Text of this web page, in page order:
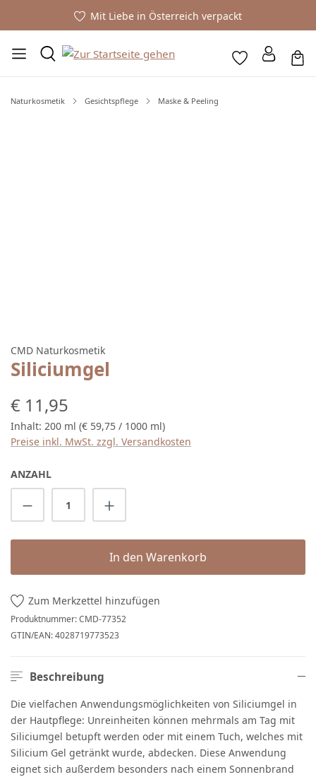
Mit Liebe in Österreich verpackt
Naturkosmetik Gesichtspflege Maske & Peeling
CMD Naturkosmetik
Siliciumgel
Regulärer Preis:
€ 11,95
Inhalt: 200 ml (€ 59,75 / 1000 ml)
Preise inkl. MwSt. zzgl. Versandkosten
ANZAHL
Produkt Anzahl: Gib den gewünschten
In den Warenkorb
Zum Merkzettel hinzufügen
Produktnummer:CMD-77352
GTIN/EAN:4028719773523
Beschreibung
Die vielfachen Anwendungsmöglichkeiten von Siliciumgel in
der Hautpflege: Unreinheiten können mehrmals am Tag mit
Siliciumgel betupft werden oder mit einem Tuch, welches mit
Silicium Gel getränkt wurde, abdecken. Diese Anwendung
eignet sich außerdem besonders nach einem Sonnenbrand